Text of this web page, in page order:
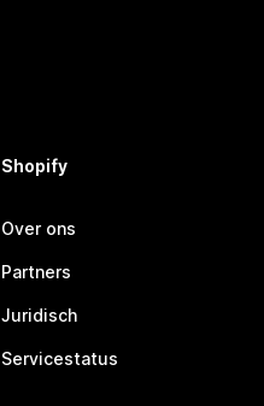
Shopify
Over ons
Partners
Juridisch
Servicestatus